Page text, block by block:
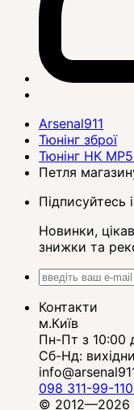
Arsenal911
Тюнінг зброї
Тюнінг HK
Петля
Підписуйтесь
Новинки,
знижки та
Контакти
м.Київ
Пн-Пт з 10:00
Сб-Нд:
098 311-99-11
© 2012—2026